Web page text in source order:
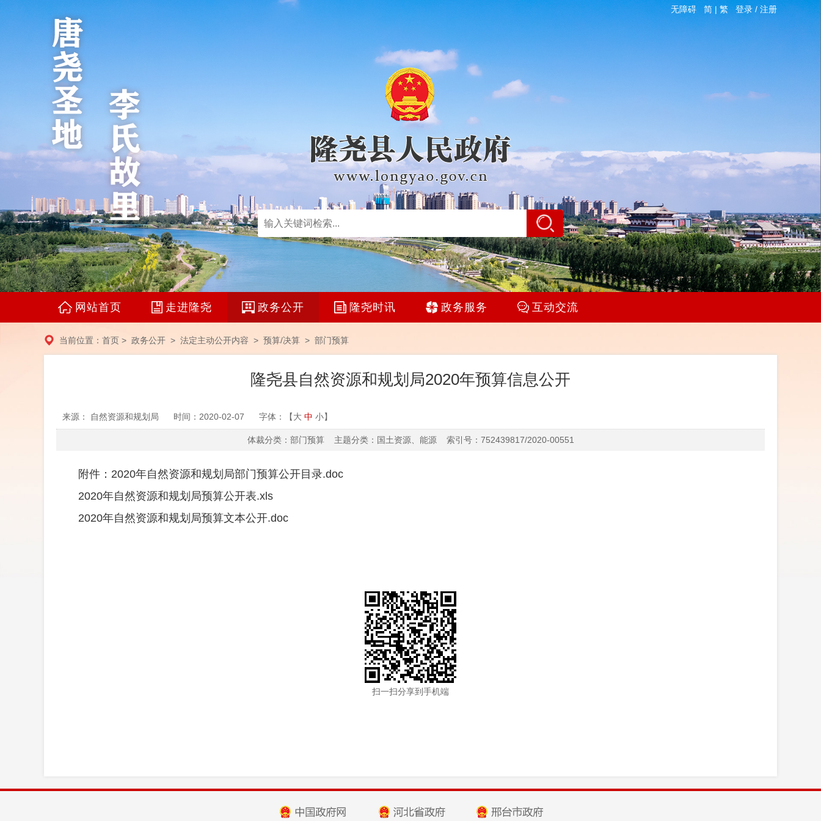
无障碍 简 |繁 登录/ 注册
网站首页 走进隆尧 政务公开 隆尧时讯 政务服务 互动交流
当前位置： 首页 > 政务公开 > 法定主动公开内容 > 预算/决算 > 部门预算
隆尧县自然资源和规划局2020年预算信息公开
来源： 自然资源和规划局 时间：2020-02-07 字体：【大 中 小】
体裁分类：部门预算 主题分类：国土资源、能源 索引号：752439817/2020-00551
附件： 2020年自然资源和规划局部门预算公开目录.doc
2020年自然资源和规划局预算公开表.xls
2020年自然资源和规划局预算文本公开.doc
扫一扫分享到手机端